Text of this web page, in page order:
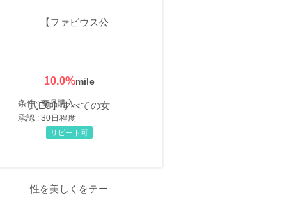
10.0%
条件 : 商品購入
承認 : 30日程度
リピート可